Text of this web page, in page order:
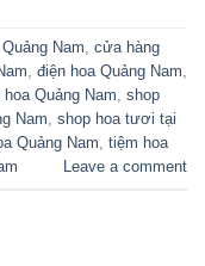
Nam
cửa hàng
điện hoa Quảng Nam
hoa Quảng Nam shop
Nam shop hoa tươi tại
Quảng Nam tiệm hoa
Leave a comment